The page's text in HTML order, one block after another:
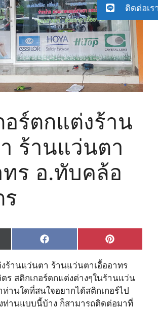
อร์ตกแต่งร้าน
ร้านแว่นตา
ทร อ.ทับคล้อ
Share
on
F
a
c
e
b
o
o
k
Share
on
P
i
t
e
r
e
s
ร้านแว่นตา ร้านแว่นตาเอื้ออาทร
ร สติกเกอร์ตกแต่งต่างๆในร้านแว่น
านใดที่สนใจอยากได้สติกเกอร์ไป
ท่านแบบนี้บ้าง ก็สามารถติดต่อมาที่
ติดต่อเร